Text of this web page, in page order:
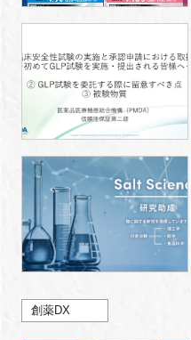
創薬DX